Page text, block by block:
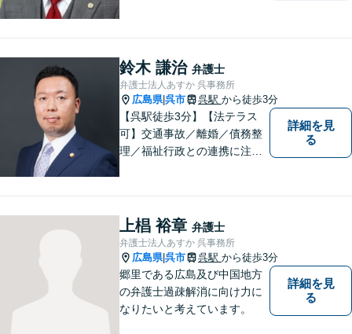
個人様・法人様の問題に幅広
く対応しています。
鈴木 謙治 弁護士
弁護士法人あすか 呉事務所
広島県|呉市 呉駅 から徒歩3分
【呉駅徒歩3分】【法テラス
可】交通事故／離婚／債務整
理／福祉行政との連携に注力
し、高度な問題にも対応いた
します。まずはご相談を！
詳細を見
る
上椙 裕章 弁護士
弁護士法人あすか 呉事務所
広島県|呉市 呉駅 から徒歩3分
郷里である広島及び中国地方
の弁護士過疎解消に向け力に
なりたいと考えています。
詳細を見
る